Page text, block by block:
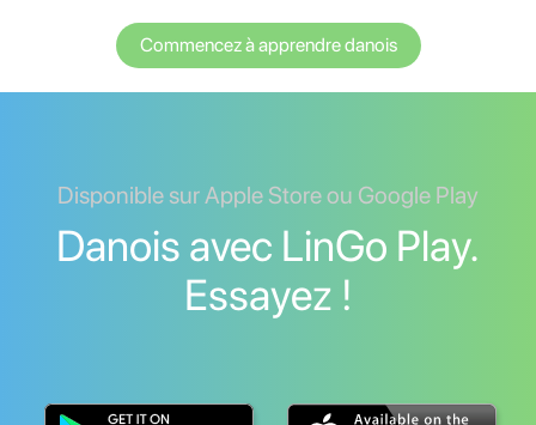
Commencez à apprendre danois
Disponible sur Apple Store ou Google Play
Danois avec LinGo Play.
Essayez !